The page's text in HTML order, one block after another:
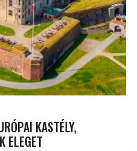
KASTÉLY,
ELEGET